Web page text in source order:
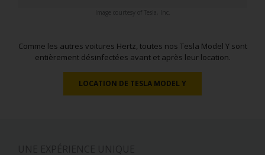
Image courtesy of Tesla, Inc.
Comme les autres voitures Hertz, toutes nos Tesla Model Y sont
entièrement désinfectées avant et après leur location.
LOCATION DE TESLA MODEL Y